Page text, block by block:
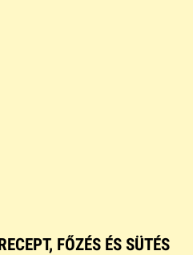
FŐZÉS ÉS SÜTÉS